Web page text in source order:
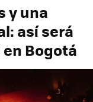
y una
así será
Bogotá